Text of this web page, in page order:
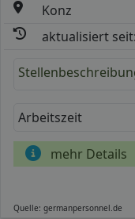
Konz
aktualisiert
Arbeitszeit
mehr Details
Quelle: germanpersonnel.de